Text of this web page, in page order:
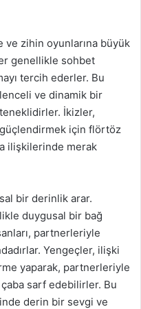
zihin oyunlarına büyük
genellikle sohbet
tercih ederler. Bu
ve dinamik bir
İkizler,
için flörtöz
ilişkilerinde merak
bir derinlik arar.
duygusal bir bağ
partnerleriyle
Yengeçler, ilişki
yaparak, partnerleriyle
sarf edebilirler. Bu
derin bir sevgi ve